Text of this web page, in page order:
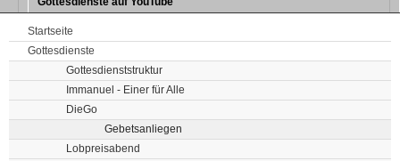
Startseite
Gottesdienste
Gottesdienststruktur
Immanuel - Einer für Alle
DieGo
Gebetsanliegen
Lobpreisabend